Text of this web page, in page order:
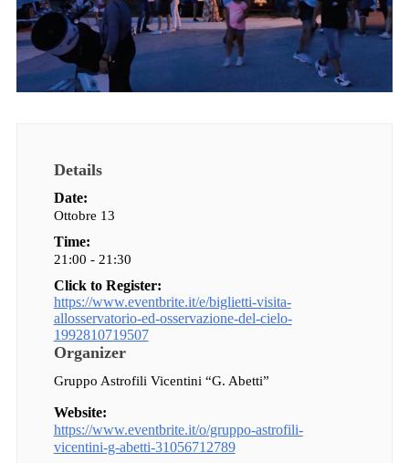
Details
Date:
Ottobre 13
Time:
21:00 - 21:30
Click to Register:
https://www.eventbrite.it/e/biglietti-visita-
allosservatorio-ed-osservazione-del-cielo-
1992810719507
Organizer
Gruppo Astrofili Vicentini “G. Abetti”
Website:
https://www.eventbrite.it/o/gruppo-astrofili-
vicentini-g-abetti-31056712789